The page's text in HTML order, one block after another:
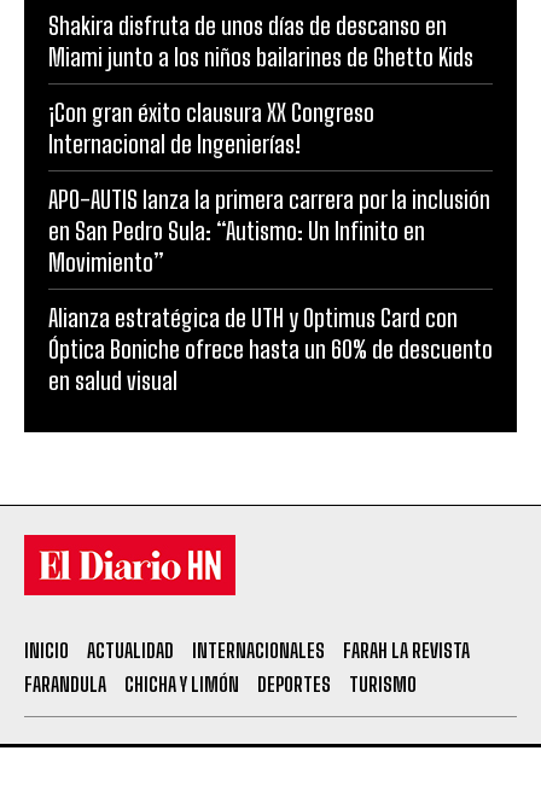
Shakira disfruta de unos días de descanso en
Miami junto a los niños bailarines de Ghetto Kids
¡Con gran éxito clausura XX Congreso
Internacional de Ingenierías!
APO-AUTIS lanza la primera carrera por la inclusión
en San Pedro Sula: “Autismo: Un Infinito en
Movimiento”
Alianza estratégica de UTH y Optimus Card con
Óptica Boniche ofrece hasta un 60% de descuento
en salud visual
INICIO ACTUALIDAD INTERNACIONALES
FARAH LA REVISTA
FARANDULA
CHICHA Y LIMÓN DEPORTES TURISMO